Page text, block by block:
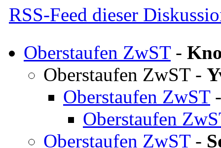
RSS-Feed dieser
Oberstaufen ZwST-
Oberstaufen ZwST-
Oberstaufen ZwST
Oberstaufen
Oberstaufen ZwST-